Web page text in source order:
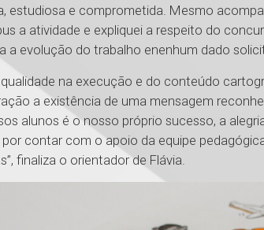
estudiosa e comprometida. Mesmo
a atividade e expliquei a respeito do
a evolução do trabalho e​nenhum dado
na execução e do conteúdo
a existência de uma mensagem
alunos é o nosso próprio sucesso, a
contar com o apoio da equipe
finaliza o orientador de Flávia.